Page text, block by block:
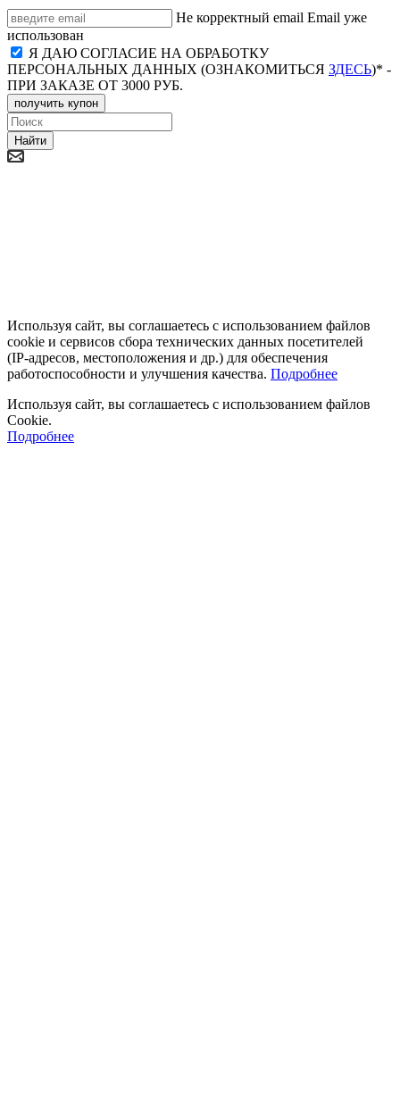
Не корректный email Email уже
использован
Я ДАЮ СОГЛАСИЕ НА ОБРАБОТКУ
ПЕРСОНАЛЬНЫХ ДАННЫХ (ОЗНАКОМИТЬСЯ ЗДЕСЬ)* -
ПРИ ЗАКАЗЕ ОТ 3000 РУБ.
получить купон
Найти
Используя сайт, вы соглашаетесь с использованием файлов
cookie и сервисов сбора технических данных посетителей
(IP‑адресов, местоположения и др.) для обеспечения
работоспособности и улучшения качества. Подробнее
Используя сайт, вы соглашаетесь с использованием файлов
Cookie.
Подробнее